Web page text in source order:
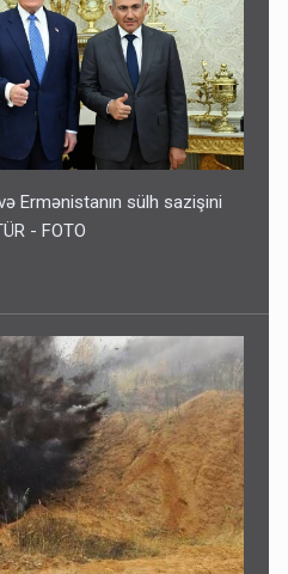
Ermənistanın sülh sazişini
- FOTO